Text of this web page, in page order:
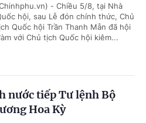
- Chiều 5/8, tại Nhà
hội, sau Lễ đón chính thức, Chủ
Quốc hội Trần Thanh Mẫn đã hội
với Chủ tịch Quốc hội kiêm...
nước tiếp Tư lệnh Bộ
Hoa Kỳ